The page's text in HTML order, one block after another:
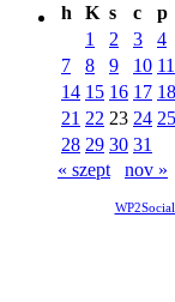
h
K s c p
1
2 3 4
7
8 9 10 11
14 15 16 17 18
21 22 23 24 25
28 29 30 31
« szept
nov »